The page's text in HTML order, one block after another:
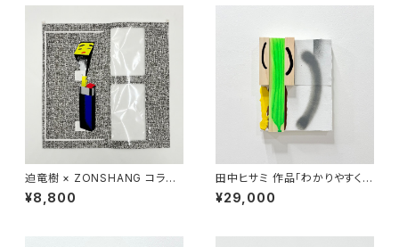
迫竜樹 × ZONSHANG コラボ
スクリーンプリント作品
¥8,800
田中ヒサミ 作品「わかりやすく言
うときっとそういう事 」
¥29,000